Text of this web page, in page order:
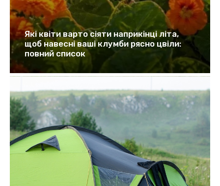
Які квіти варто сіяти наприкінці літа,
щоб навесні ваші клумби рясно цвіли:
повний список